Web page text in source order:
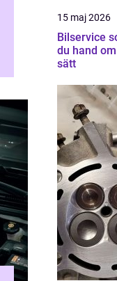
15 maj 2026
Bilservice
du hand
sätt